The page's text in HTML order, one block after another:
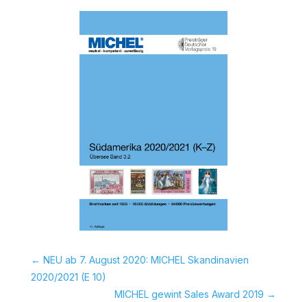
← NEU ab 7. August 2020: MICHEL Skandinavien
2020/2021 (E 10)
MICHEL gewint Sales Award 2019 →